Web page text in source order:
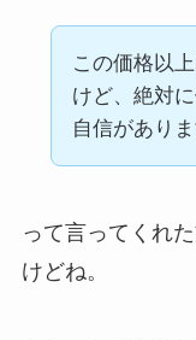
この価格以
けど、絶対
自信がありま
って言ってくれ
けどね。